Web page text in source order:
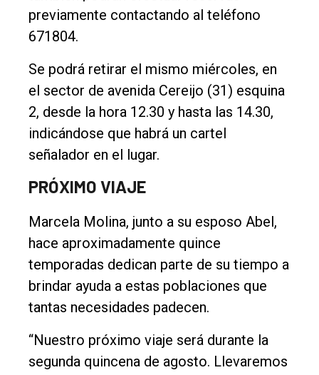
previamente contactando al teléfono
671804.
Se podrá retirar el mismo miércoles, en
el sector de avenida Cereijo (31) esquina
2, desde la hora 12.30 y hasta las 14.30,
indicándose que habrá un cartel
señalador en el lugar.
PRÓXIMO VIAJE
Marcela Molina, junto a su esposo Abel,
hace aproximadamente quince
temporadas dedican parte de su tiempo a
brindar ayuda a estas poblaciones que
tantas necesidades padecen.
“Nuestro próximo viaje será durante la
segunda quincena de agosto. Llevaremos